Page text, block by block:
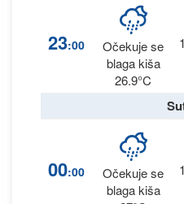
23:00
Očekuje se
blaga kiša
26.9°C
00:00
Očekuje se
blaga kiša